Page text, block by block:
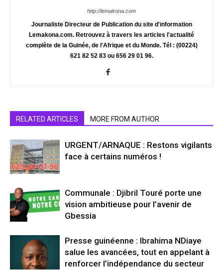
http://lemakona.com
Journaliste Directeur de Publication du site d'information
Lemakona.com. Retrouvez à travers les articles l'actualité
complète de la Guinée, de l'Afrique et du Monde. Tél : (00224)
621 82 52 83 ou 656 29 01 96.
RELATED ARTICLES MORE FROM AUTHOR
URGENT/ARNAQUE : Restons vigilants
face à certains numéros !
Communale : Djibril Touré porte une
vision ambitieuse pour l’avenir de
Gbessia
Presse guinéenne : Ibrahima NDiaye
salue les avancées, tout en appelant à
renforcer l’indépendance du secteur